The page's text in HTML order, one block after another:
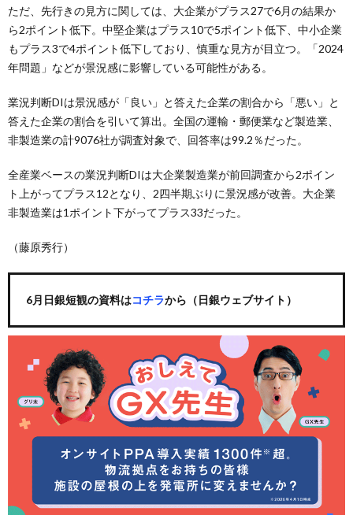
ただ、先行きの見方に関しては、大企業がプラス27で6月の結果か
ら2ポイント低下。中堅企業はプラス10で5ポイント低下、中小企業
もプラス3で4ポイント低下しており、慎重な見方が目立つ。「2024
年問題」などが景況感に影響している可能性がある。
業況判断DIは景況感が「良い」と答えた企業の割合から「悪い」と
答えた企業の割合を引いて算出。全国の運輸・郵便業など製造業、
非製造業の計9076社が調査対象で、回答率は99.2％だった。
全産業ベースの業況判断DIは大企業製造業が前回調査から2ポイン
ト上がってプラス12となり、2四半期ぶりに景況感が改善。大企業
非製造業は1ポイント下がってプラス33だった。
（藤原秀行）
6月日銀短観の資料はコチラから（日銀ウェブサイト）